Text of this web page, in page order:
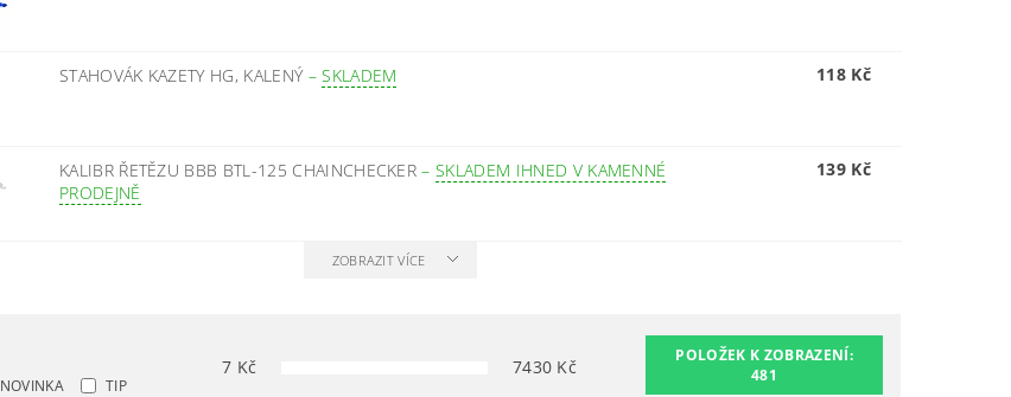
STAHOVÁK KAZETY HG, KALENÝ – SKLADEM 118 Kč
KALIBR ŘETĚZU BBB BTL-125 CHAINCHECKER– SKLADEM IHNED V KAMENNÉ
PRODEJNĚ
139 Kč
ZOBRAZIT VÍCE
NOVINKA TIP
7 Kč 7430 Kč
POLOŽEK K ZOBRAZENÍ:
481